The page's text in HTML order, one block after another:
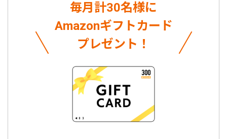
毎月計30名様に
Amazonギフトカード
プレゼント！